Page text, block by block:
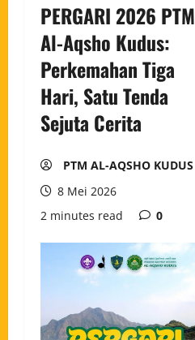
PERGARI 2026 PTM
Al-Aqsho Kudus:
Perkemahan Tiga
Hari, Satu Tenda
Sejuta Cerita
PTM AL-AQSHO KUDUS
8 Mei 2026
2 minutes read
0